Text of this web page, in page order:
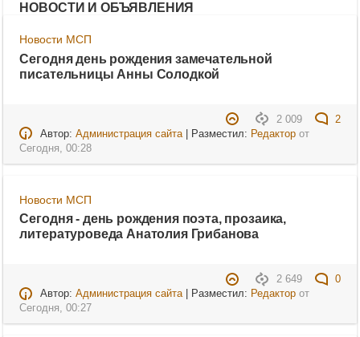
НОВОСТИ И ОБЪЯВЛЕНИЯ
Новости МСП
Сегодня день рождения замечательной
писательницы Анны Солодкой
2 009
2
Автор: Администрация сайта| Разместил: Редакторот
Сегодня, 00:28
Новости МСП
Сегодня - день рождения поэта, прозаика,
литературоведа Анатолия Грибанова
2 649
0
Автор: Администрация сайта| Разместил: Редакторот
Сегодня, 00:27